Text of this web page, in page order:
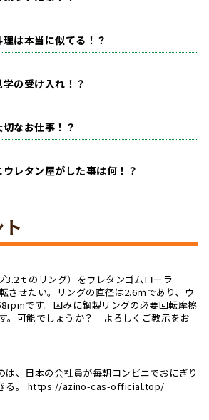
は本当に似てる！？
の受け入れ！？
なお仕事！？
レタン屋がした事は何！？
3.2ｔのリング）をウレタンゴムローラ
させたい。リングの直径は2.6ｍであり、ウ
です。因みに鋼製リングの必要回転摩擦
。可能でしょうか？ よろしくご教示をお
形
は、日本の会社員が毎朝コンビニでおにぎり
。 https://azino-cas-official.top/